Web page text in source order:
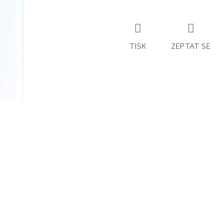
TISK ZEPTAT SE